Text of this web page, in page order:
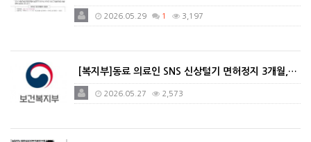
2026.05.29 1 3,197
[복지부]동료 의료인 SNS 신상털기 면허정지 3개월,…
2026.05.27 2,573